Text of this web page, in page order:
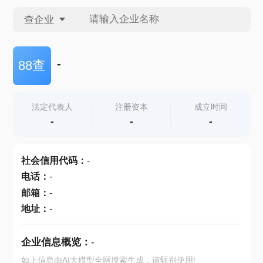
查企业
查企业
查产地
88查 -
法定代表人
-
注册资本
-
成立时间
-
社会信用代码： -
电话： -
邮箱： -
地址： -
企业信息概览： -
如上信息由AI大模型全网搜索生成，请甄别使用!